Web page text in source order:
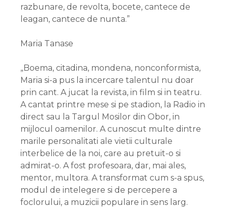
razbunare, de revolta, bocete, cantece de
leagan, cantece de nunta.”
Maria Tanase
„Boema, citadina, mondena, nonconformista,
Maria si-a pus la incercare talentul nu doar
prin cant. A jucat la revista, in film si in teatru.
A cantat printre mese si pe stadion, la Radio in
direct sau la Targul Mosilor din Obor, in
mijlocul oamenilor. A cunoscut multe dintre
marile personalitati ale vietii culturale
interbelice de la noi, care au pretuit-o si
admirat-o. A fost profesoara, dar, mai ales,
mentor, multora. A transformat cum s-a spus,
modul de intelegere si de percepere a
foclorului, a muzicii populare in sens larg.